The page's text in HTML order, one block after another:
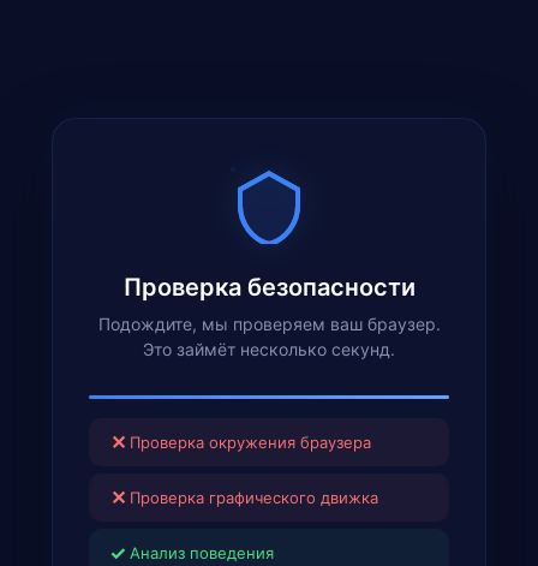
Проверка безопасности
Подождите, мы проверяем ваш браузер.
Это займёт несколько секунд.
✕ Проверка окружения браузера
✕ Проверка графического движка
✓ Анализ поведения